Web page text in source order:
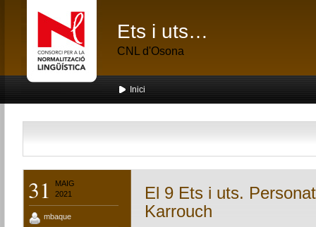
Ets i uts…
CNL d'Osona
Inici
31
MAIG
2021
mbaque
El 9 Ets i uts.
Karrouch